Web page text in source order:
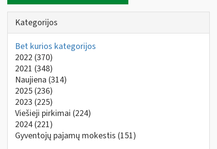
Kategorijos
Bet kurios kategorijos
2022 (370)
2021 (348)
Naujiena (314)
2025 (236)
2023 (225)
Viešieji pirkimai (224)
2024 (221)
Gyventojų pajamų mokestis (151)